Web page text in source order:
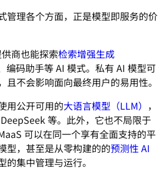
管理各个方面，正是模型即服务的价
商也能探索检索增强生成
编码助手等 AI 模式。私有 AI 模型可
且不会影响面向最终用户的易用性。
用公开可用的大语言模型（LLM） ，
等。此外，它也不局限于
可以在同一个享有全面支持的平
型，甚至是从零构建的的预测性 AI
的集中管理与运行。